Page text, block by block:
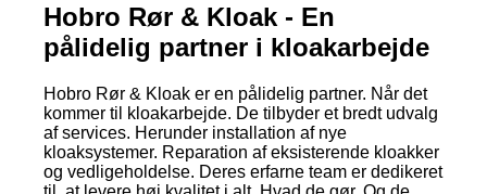
Hobro Rør & Kloak - En
pålidelig partner i kloakarbejde
Hobro Rør & Kloak er en pålidelig partner. Når det
kommer til kloakarbejde. De tilbyder et bredt udvalg
af services. Herunder installation af nye
kloaksystemer. Reparation af eksisterende kloakker
og vedligeholdelse. Deres erfarne team er dedikeret